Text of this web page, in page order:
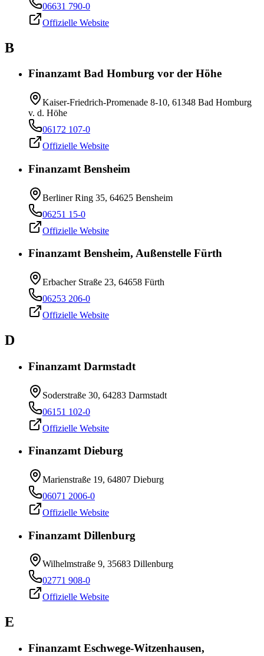
06631 790-0
Offizielle Website
B
Finanzamt Bad Homburg vor der Höhe
Kaiser-Friedrich-Promenade 8-10, 61348 Bad Homburg
v. d. Höhe
06172 107-0
Offizielle Website
Finanzamt Bensheim
Berliner Ring 35, 64625 Bensheim
06251 15-0
Offizielle Website
Finanzamt Bensheim, Außenstelle Fürth
Erbacher Straße 23, 64658 Fürth
06253 206-0
Offizielle Website
D
Finanzamt Darmstadt
Soderstraße 30, 64283 Darmstadt
06151 102-0
Offizielle Website
Finanzamt Dieburg
Marienstraße 19, 64807 Dieburg
06071 2006-0
Offizielle Website
Finanzamt Dillenburg
Wilhelmstraße 9, 35683 Dillenburg
02771 908-0
Offizielle Website
E
Finanzamt Eschwege-Witzenhausen,